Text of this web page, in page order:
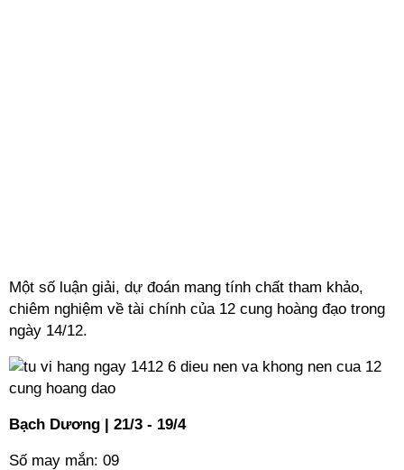
Một số luận giải, dự đoán mang tính chất tham khảo,
chiêm nghiệm về tài chính của 12 cung hoàng đạo trong
ngày 14/12.
Bạch Dương | 21/3 - 19/4
Số may mắn: 09